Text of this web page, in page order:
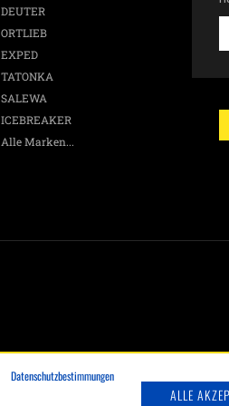
DEUTER
ORTLIEB
EXPED
TATONKA
SALEWA
ICEBREAKER
Alle Marken...
Datenschutzbestimmungen
ALLE